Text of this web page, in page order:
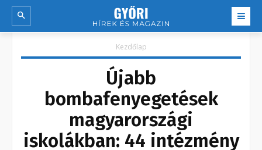
Kezdőlap
Újabb
bombafenyegetések
magyarországi
iskolákban: 44 intézmény